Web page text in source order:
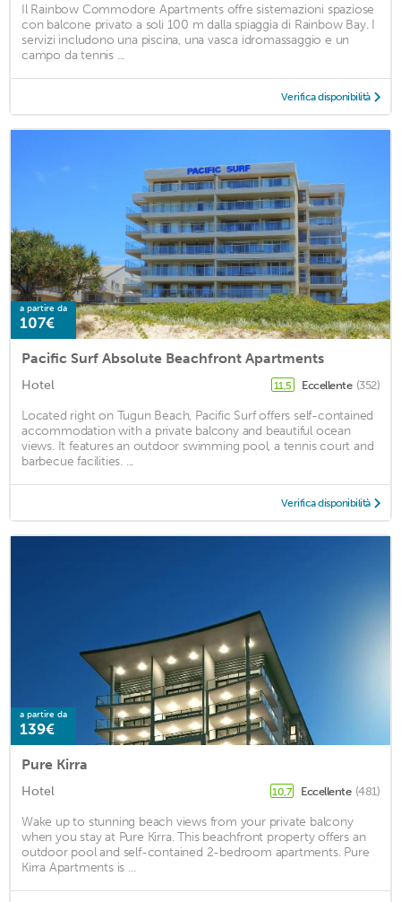
Il Rainbow Commodore Apartments offre sistemazioni spaziose
con balcone privato a soli 100 m dalla spiaggia di Rainbow Bay. I
servizi includono una piscina, una vasca idromassaggio e un
campo da tennis ...
Verifica disponibilità
a partire da
107€
Pacific Surf Absolute Beachfront Apartments
Hotel 11,5 Eccellente (352)
Located right on Tugun Beach, Pacific Surf offers self-contained
accommodation with a private balcony and beautiful ocean
views. It features an outdoor swimming pool, a tennis court and
barbecue facilities. ...
Verifica disponibilità
a partire da
139€
Pure Kirra
Hotel 10,7 Eccellente (481)
Wake up to stunning beach views from your private balcony
when you stay at Pure Kirra. This beachfront property offers an
outdoor pool and self-contained 2-bedroom apartments. Pure
Kirra Apartments is ...